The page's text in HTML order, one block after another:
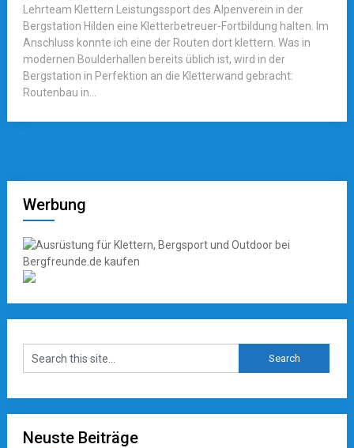
Lehrteam Klettern Leistungssport des Alpenverein in der
Bergstation Hilden eine Kletterbetreuer-Fortbildung halten. Im
Anschluss konnte ich eine der Routen dort klettern. Was in
modernen Boulderhallen bereits üblich ist, wird in der
Bergstation in Perfektion an die Kletterwand gebracht:
Routenbau in...
Werbung
Neuste Beiträge